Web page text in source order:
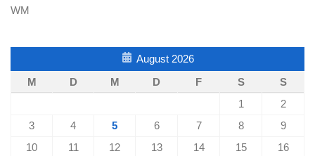
WM
August 2026
M
D M D F S
S
1
2
3
4 5 6 7 8
9
10
11 12 13 14 15
16